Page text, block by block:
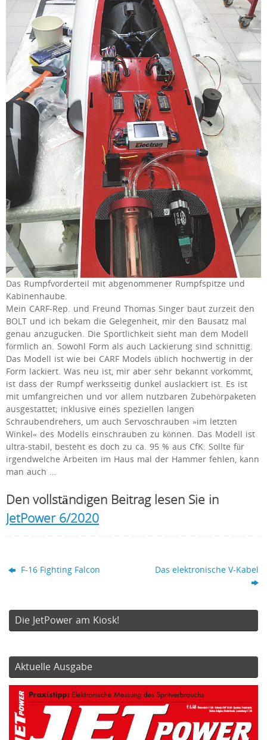
Das Rumpfvorderteil mit abgenommener Rumpfspitze und
Kabinenhaube.
Mein CARF-Rep. und Freund Thomas Singer baut zurzeit den
BOLT und ich bekam die Gelegenheit, mir den Bausatz mal
genau anzugucken. Die Sportlichkeit sieht man dem Modell
förmlich an. Sowohl Form als auch Lackierung sind schnittig.
Das Modell ist wie bei CARF Models üblich hochwertig in der
Form lackiert. Was neu ist, mir aber sehr bekannt vorkommt,
ist dass der Rumpf werksseitig dunkel auslackiert ist. Es ist
mit umfangreichen und vor allem nutzbaren Zubehörpaketen
ausgestattet; inklusive eines speziellen langen
Schraubendrehers, um auch Servoschrauben »im letzten
Winkel« des Modells einschrauben zu können. Das Modell ist
ultra-stabil, besteht es doch zu ca. 95 % aus CfK. Sollte für
irgendwelche Arbeiten im Haus mal der Hammer fehlen, kann
man auch …
Den vollständigen Beitrag lesen Sie in
JetPower 6/2020
F-16 Fighting Falcon Das elektronische V-Kabel
Die JetPower am Kiosk!
Aktuelle Ausgabe